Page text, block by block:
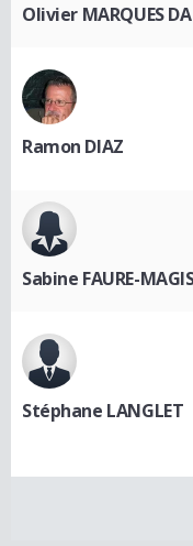
Olivier MARQUES
Ramon DIAZ
Sabine FAURE-
Stéphane LANGLET